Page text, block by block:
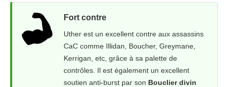
Fort contre
Uther est un excellent contre aux assassins
CaC comme Illidan, Boucher, Greymane,
Kerrigan, etc, grâce à sa palette de
contrôles. Il est également un excellent
soutien anti-burst par son Bouclier divin